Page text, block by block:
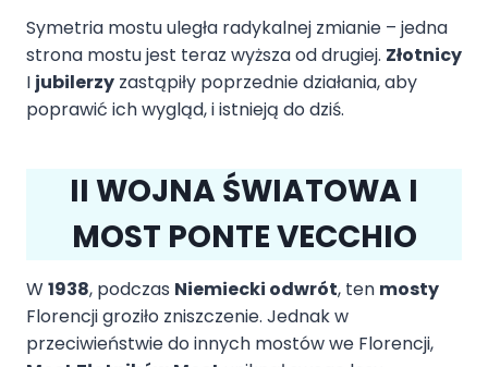
Symetria mostu uległa radykalnej zmianie – jedna
strona mostu jest teraz wyższa od drugiej. Złotnicy
I jubilerzy zastąpiły poprzednie działania, aby
poprawić ich wygląd, i istnieją do dziś.
II WOJNA ŚWIATOWA I
MOST PONTE VECCHIO
W 1938, podczas Niemiecki odwrót, ten mosty
Florencji groziło zniszczenie. Jednak w
przeciwieństwie do innych mostów we Florencji,